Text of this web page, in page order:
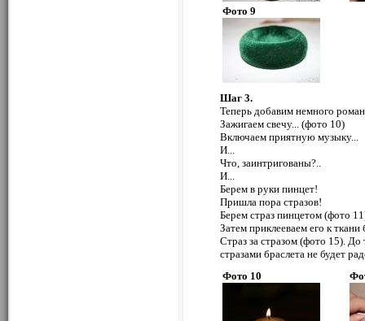
Фото 9
Шаг 3.
Теперь добавим немного
Зажигаем свечу... (фото 10)
Включаем приятную музыку...
И...
Что, заинтригованы?..
И...
Берем в руки пинцет!
Пришла пора стразов!
Берем страз пинцетом (фото
Затем приклееваем его к
Страз за стразом (фото 15).
стразами браслета не будет
Фото 10